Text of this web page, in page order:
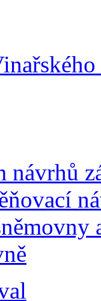
návrhů